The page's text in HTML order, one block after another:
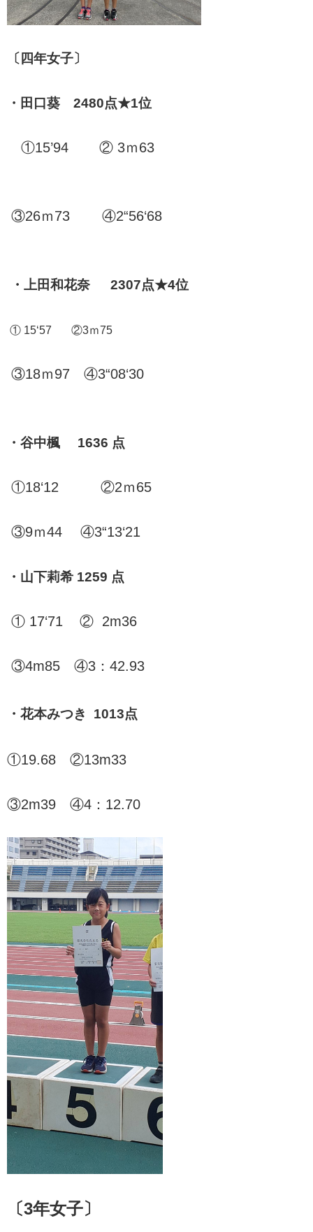
〔四年女子〕
・田口葵 2480点★1位
①15’94 ② 3ｍ63
③26ｍ73 ④2“56‘68
・上田和花奈 2307点★4位
① 15‘57 ②3ｍ75
③18ｍ97 ④3“08‘30
・谷中楓 1636 点
①18‘12 ②2ｍ65
③9ｍ44 ④3“13‘21
・山下莉希 1259 点
① 17‘71 ② 2m36
③4m85 ④3：42.93
・花本みつき 1013点
①19.68 ②13m33
③2m39 ④4：12.70
〔3年女子〕